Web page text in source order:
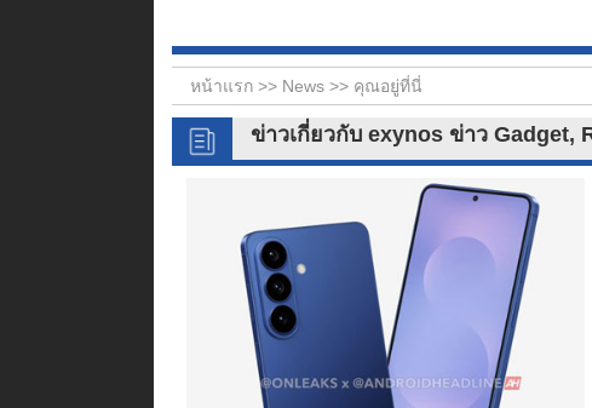
หน้าแรก >> News >> คุณอยู่ที่นี่
ข่าวเกี่ยวกับ exynos ข่าว Gadget,